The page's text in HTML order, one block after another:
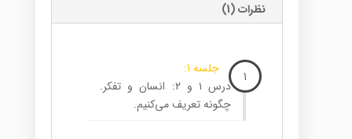
نظرات (1)
1
جلسه 1:
درس ۱ و ۲: انسان و تفکر.
چگونه تعریف می‌کنیم.